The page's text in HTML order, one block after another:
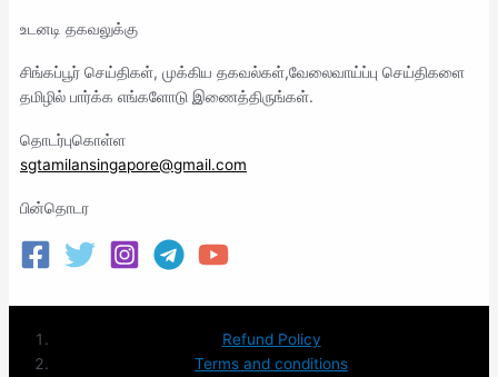
உடனடி தகவலுக்கு
சிங்கப்பூர் செய்திகள், முக்கிய தகவல்கள்,வேலைவாய்ப்பு செய்திகளை
தமிழில் பார்க்க எங்களோடு இணைத்திருங்கள்.
தொடர்புகொள்ள
sgtamilansingapore@gmail.com
பின்தொடர
Refund Policy
Terms and conditions